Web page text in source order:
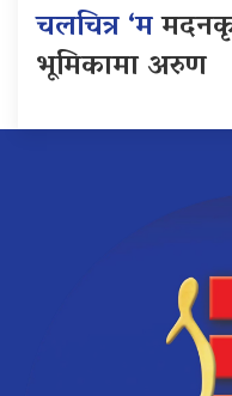
चलचित्र ‘म
भूमिकामा अरुण